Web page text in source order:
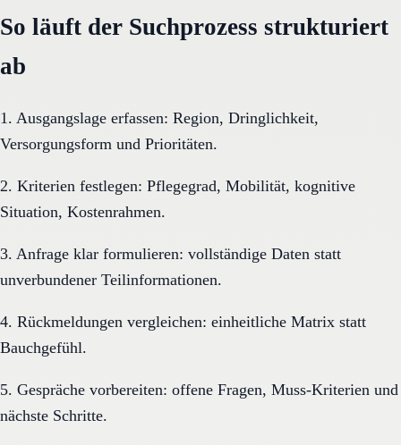
So läuft der Suchprozess strukturiert
ab
1. Ausgangslage erfassen: Region, Dringlichkeit,
Versorgungsform und Prioritäten.
2. Kriterien festlegen: Pflegegrad, Mobilität, kognitive
Situation, Kostenrahmen.
3. Anfrage klar formulieren: vollständige Daten statt
unverbundener Teilinformationen.
4. Rückmeldungen vergleichen: einheitliche Matrix statt
Bauchgefühl.
5. Gespräche vorbereiten: offene Fragen, Muss-Kriterien und
nächste Schritte.